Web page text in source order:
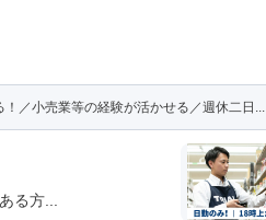
／小売業等の経験が活かせる／週休二日...
る方...